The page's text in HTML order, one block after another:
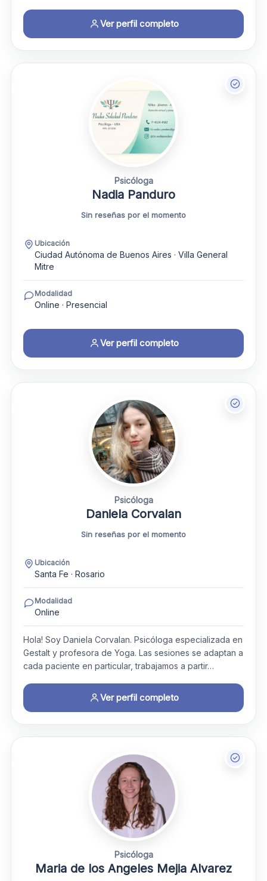
Ver perfil completo
Psicóloga
Nadia Panduro
Sin reseñas por el momento
Ubicación
Ciudad Autónoma de Buenos Aires · Villa General
Mitre
Modalidad
Online · Presencial
Ver perfil completo
Psicóloga
Daniela Corvalan
Sin reseñas por el momento
Ubicación
Santa Fe · Rosario
Modalidad
Online
Hola! Soy Daniela Corvalan. Psicóloga especializada en
Gestalt y profesora de Yoga. Las sesiones se adaptan a
cada paciente en particular, trabajamos a partir…
Ver perfil completo
Psicóloga
Maria de los Angeles Mejia Alvarez